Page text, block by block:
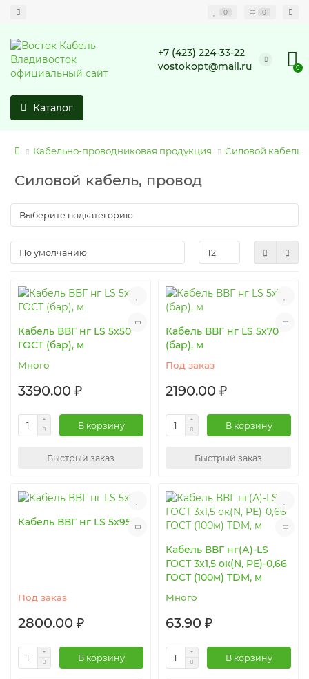
0 0
+7 (423) 224-33-22
vostokopt@mail.ru
0
Каталог
Кабельно-проводниковая продукция Силовой кабель,
Силовой кабель, провод
Кабель ВВГ нг LS 5х50
ГОСТ (бар), м
Много
3390.00 ₽
В корзину
Быстрый заказ
Кабель ВВГ нг LS 5х70
(бар), м
Под заказ
2190.00 ₽
В корзину
Быстрый заказ
Кабель ВВГ нг LS 5х95
Под заказ
2800.00 ₽
В корзину
Кабель ВВГ нг(А)-LS
ГОСТ 3х1,5 ок(N, PE)-0,66
ГОСТ (100м) TDM, м
Много
63.90 ₽
В корзину